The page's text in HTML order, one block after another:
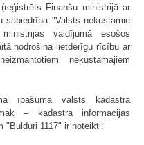
Finanšu ministrijā ar
sabiedrība "Valsts nekustamie
valdījumā esošos
nodrošina lietderīgu rīcību ar
nekustamajiem
īpašuma valsts kadastra
– kadastra informācijas
"Bulduri 1117" ir noteikti: